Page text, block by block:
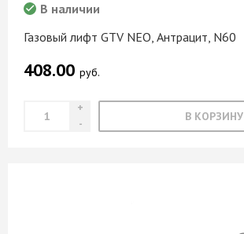
Газовый лифт GTV NEO, Антрацит, N60
В наличии
408.00 руб.
В КОРЗИНУ